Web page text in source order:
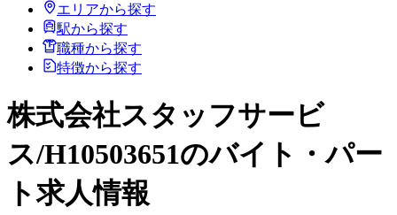
エリアから探す
駅から探す
職種から探す
特徴から探す
株式会社スタッフサービ
ス/H10503651のバイト・パー
ト求人情報